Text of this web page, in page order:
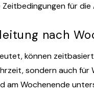
für
nach
können
sondern auch
am Wochenende